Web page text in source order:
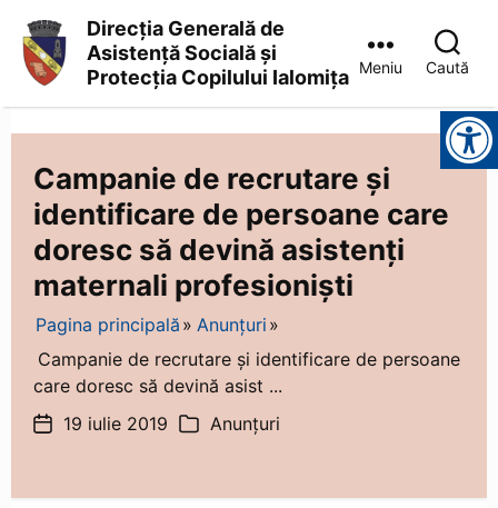
Asistență
Socială
și
Protecția
Copilului
Ialomița
Direcția Generală de
Asistență Socială și
Protecția Copilului Ialomița
Meniu Caută
Instrumente pentru accesibilitate
Campanie de recrutare și
identificare de persoane care
doresc să devină asistenți
maternali profesioniști
Pagina principală
Anunțuri
Campanie de recrutare și identificare de persoane
care doresc să devină asist ...
Dată19 iulie 2019 Categorii
Anunțuri